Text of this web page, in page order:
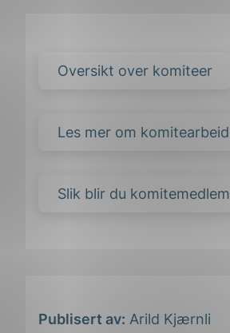
Oversikt over komiteer
Les mer om komitearbeid
Slik blir du komitemedlem
Publisert av: Arild Kjærnli